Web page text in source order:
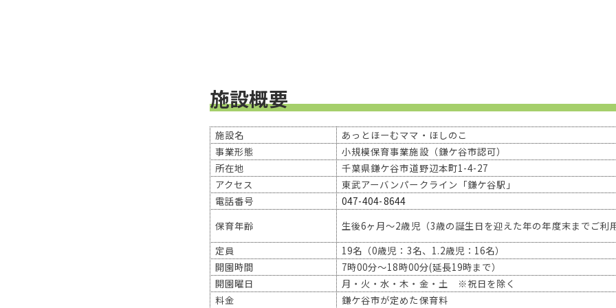
施設概要
施設名
あっとほーむママ・ほしのこ
事業形態
小規模保育事業施設（鎌ケ谷市認可）
所在地
千葉県鎌ケ谷市道野辺本町1-4-27
アクセス
東武アーバンパークライン「鎌ケ谷駅」
電話番号
047-404-8644
保育年齢
生後6ヶ月～2歳児（3歳の誕生日を迎えた年の年度末までご利
定員
19名（0歳児：3名、1.2歳児：16名）
開園時間
7時00分～18時00分(延長19時まで）
開園曜日
月・火・水・木・金・土 ※祝日を除く
料金
鎌ケ谷市が定めた保育料